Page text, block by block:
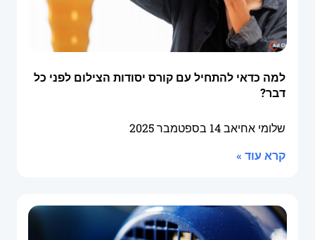
למה כדאי להתחיל עם קורס יסודות הצילום לפני כל
דבר?
שלומי אחיאב14 בספטמבר 2025
קרא עוד »